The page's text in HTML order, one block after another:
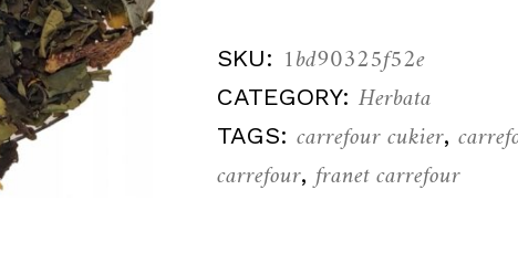
SKU: 1bd90325f52e
CATEGORY:Herbata
TAGS:carrefour cukier,
carrefour, franet carrefour